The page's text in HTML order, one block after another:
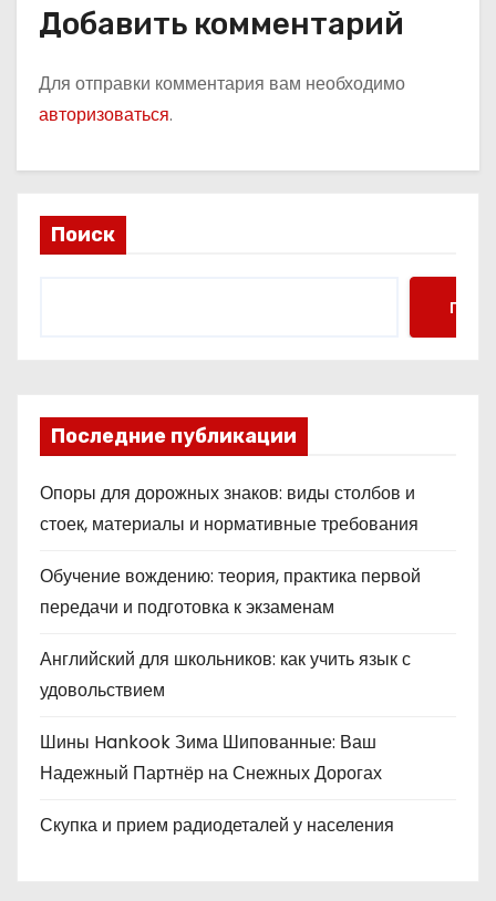
м
Добавить комментарий
Для отправки комментария вам необходимо
авторизоваться.
Поиск
Поиск
Последние публикации
Опоры для дорожных знаков: виды столбов и
стоек, материалы и нормативные требования
Обучение вождению: теория, практика первой
передачи и подготовка к экзаменам
Английский для школьников: как учить язык с
удовольствием
Шины Hankook Зима Шипованные: Ваш
Надежный Партнёр на Снежных Дорогах
Скупка и прием радиодеталей у населения